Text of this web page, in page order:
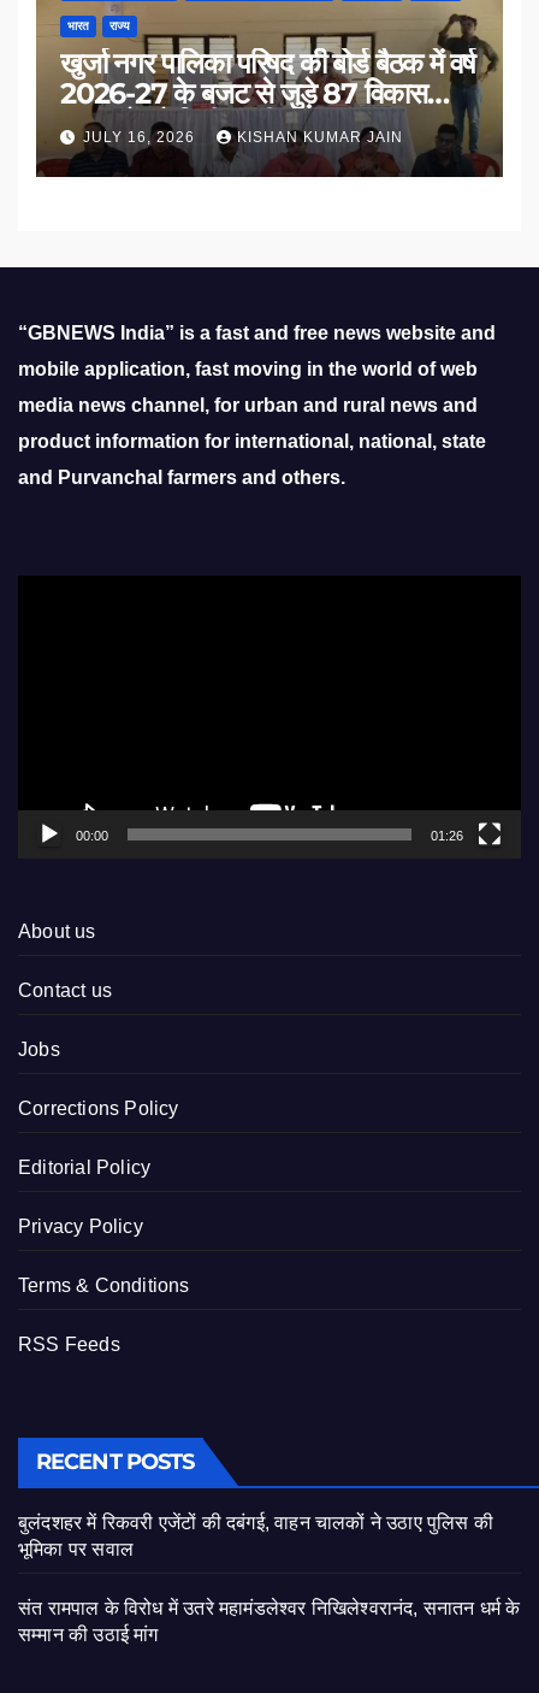
भारत राज्य
खुर्जा नगर पालिका परिषद की बोर्ड बैठक में वर्ष
2026-27 के बजट से जुड़े 87 विकास
प्रस्तावों को मिली मंजूरी
JULY 16, 2026 KISHAN KUMAR JAIN
“GBNEWS India” is a fast and free news website and
mobile application, fast moving in the world of web
media news channel, for urban and rural news and
product information for international, national, state
and Purvanchal farmers and others.
00:00 01:26
About us
Contact us
Jobs
Corrections Policy
Editorial Policy
Privacy Policy
Terms & Conditions
RSS Feeds
RECENT POSTS
बुलंदशहर में रिकवरी एजेंटों की दबंगई, वाहन चालकों ने उठाए पुलिस की
भूमिका पर सवाल
संत रामपाल के विरोध में उतरे महामंडलेश्वर निखिलेश्वरानंद, सनातन धर्म के
सम्मान की उठाई मांग